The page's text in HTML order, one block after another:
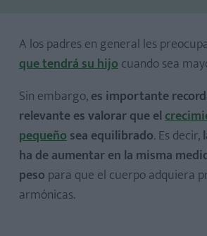
Para las niñas:
Para los niños:
A los padres en general les
que tendrá su hijocuando sea
Sin embargo,es importante
relevante es valorar que el
pequeñosea equilibrado. Es decir,
ha de aumentar en la misma
peso para que el cuerpo adquiera
armónicas.